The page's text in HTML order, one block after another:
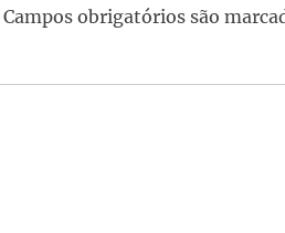
Campos obrigatórios são